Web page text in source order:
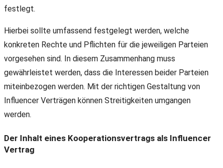
festlegt.
Hierbei sollte umfassend festgelegt werden, welche
konkreten Rechte und Pflichten für die jeweiligen Parteien
vorgesehen sind. In diesem Zusammenhang muss
gewährleistet werden, dass die Interessen beider Parteien
miteinbezogen werden. Mit der richtigen Gestaltung von
Influencer Verträgen können Streitigkeiten umgangen
werden.
Der Inhalt eines Kooperationsvertrags als Influencer
Vertrag